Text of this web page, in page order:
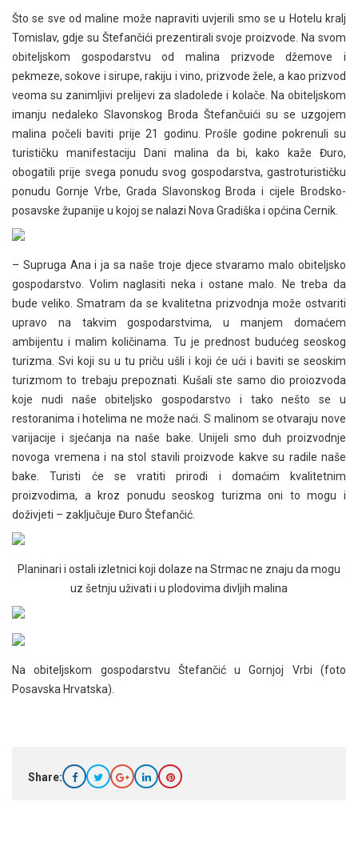
Što se sve od maline može napraviti uvjerili smo se u Hotelu kralj
Tomislav, gdje su Štefančići prezentirali svoje proizvode. Na svom
obiteljskom gospodarstvu od malina prizvode džemove i
pekmeze, sokove i sirupe, rakiju i vino, prizvode žele, a kao prizvod
veoma su zanimljivi prelijevi za sladolede i kolače. Na obiteljskom
imanju nedaleko Slavonskog Broda Štefančuići su se uzgojem
malina počeli baviti prije 21 godinu. Prošle godine pokrenuli su
turističku manifestaciju Dani malina da bi, kako kaže Đuro,
obogatili prije svega ponudu svog gospodarstva, gastroturističku
ponudu Gornje Vrbe, Grada Slavonskog Broda i cijele Brodsko-
posavske županije u kojoj se nalazi Nova Gradiška i općina Cernik.
– Supruga Ana i ja sa naše troje djece stvaramo malo obiteljsko
gospodarstvo. Volim naglasiti neka i ostane malo. Ne treba da
bude veliko. Smatram da se kvalitetna prizvodnja može ostvariti
upravo na takvim gospodarstvima, u manjem domaćem
ambijentu i malim količinama. Tu je prednost budućeg seoskog
turizma. Svi koji su u tu priču ušli i koji će ući i baviti se seoskim
turizmom to trebaju prepoznati. Kušali ste samo dio proiozvoda
koje nudi naše obiteljsko gospodarstvo i tako nešto se u
restoranima i hotelima ne može naći. S malinom se otvaraju nove
varijacije i sjećanja na naše bake. Unijeli smo duh proizvodnje
novoga vremena i na stol stavili proizvode kakve su radile naše
bake. Turisti će se vratiti prirodi i domaćim kvalitetnim
proizvodima, a kroz ponudu seoskog turizma oni to mogu i
doživjeti – zaključuje Đuro Štefančić.
Planinari i ostali izletnici koji dolaze na Strmac ne znaju da mogu
uz šetnju uživati i u plodovima divljih malina
Na obiteljskom gospodarstvu Štefančić u Gornjoj Vrbi (foto
Posavska Hrvatska).
Share: